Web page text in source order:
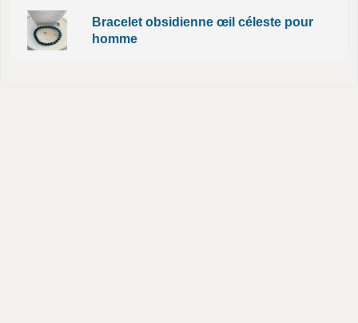
Bracelet obsidienne œil céleste pour
homme